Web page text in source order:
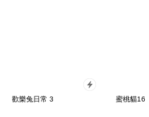
歡樂兔日常 3 蜜桃貓16